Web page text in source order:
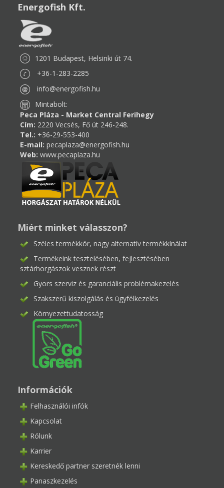
Energofish Kft.
1201 Budapest, Helsinki út 74.
+36-1-283-2285
info@energofish.hu
Mintabolt:
Peca Pláza - Market Central Ferihegy
Cím: 2220 Vecsés, Fő út 246-248.
Tel.: +36-29-553-400
E-mail: pecaplaza@energofish.hu
Web: www.pecaplaza.hu
Miért minket válasszon?
Széles termékkör, nagy alternatív termékkínálat
Termékeink tesztelésében, fejlesztésében
sztárhorgászok vesznek részt
Gyors szerviz és garanciális problémakezelés
Szakszerű kiszolgálás és ügyfélkezelés
Környezettudatosság
Információk
Felhasználói infók
Kapcsolat
Rólunk
Karrier
Kereskedő partner szeretnék lenni
Panaszkezelés